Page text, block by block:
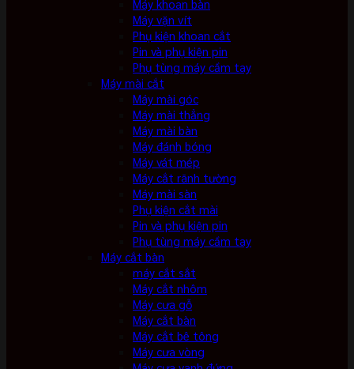
Máy khoan bàn
Máy vặn vít
Phụ kiện khoan cắt
Pin và phụ kiện pin
Phụ tùng máy cầm tay
Máy mài cắt
Máy mài góc
Máy mài thẳng
Máy mài bàn
Máy đánh bóng
Máy vát mép
Máy cắt rãnh tường
Máy mài sàn
Phụ kiện cắt mài
Pin và phụ kiện pin
Phụ tùng máy cầm tay
Máy cắt bàn
máy cắt sắt
Máy cắt nhôm
Máy cưa gỗ
Máy cắt bàn
Máy cắt bê tông
Máy cưa vòng